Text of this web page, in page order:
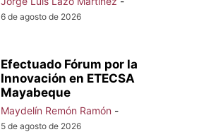
6 de agosto de 2026
Efectuado Fórum por la
Innovación en ETECSA
Mayabeque
Maydelín Remón Ramón -
5 de agosto de 2026